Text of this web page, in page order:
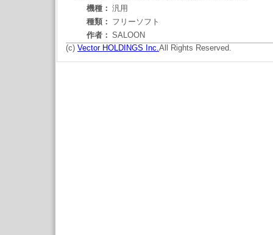
機種： 汎用
種類： フリーソフト
作者： SALOON
(c) Vector HOLDINGS Inc.All Rights Reserved.